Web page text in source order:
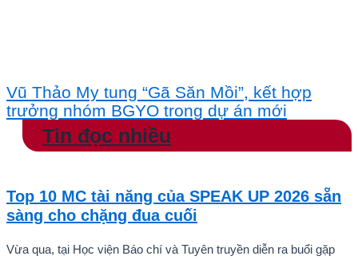
Vũ Thảo My tung “Gã Săn Mồi”, kết hợp
trưởng nhóm BGYO trong dự án mới
Tin đọc nhiều
Top 10 MC tài năng của SPEAK UP 2026 sẵn
sàng cho chặng đua cuối
Vừa qua, tại Học viện Báo chí và Tuyên truyền diễn ra buổi gặp